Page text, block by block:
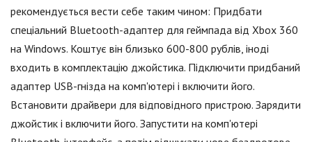
рекомендується вести себе таким чином: Придбати
спеціальний Bluetooth-адаптер для геймпада від Xbox 360
на Windows. Коштує він близько 600-800 рублів, іноді
входить в комплектацію джойстика. Підключити придбаний
адаптер USB-гнізда на комп'ютері і включити його.
Встановити драйвери для відповідного пристрою. Зарядити
джойстик і включити його. Запустити на комп'ютері